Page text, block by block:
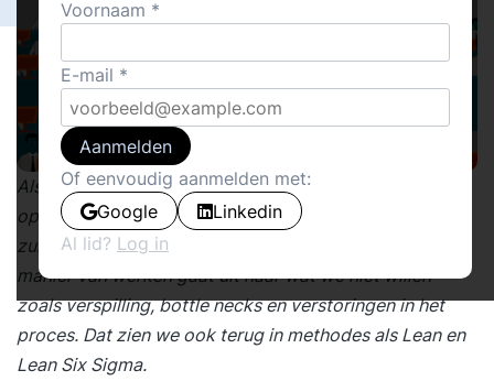
Als organisatieadviseur ben ook ik grotendeels
opgeleid in het model: 'Wat gaat er niet goed? Dat
zullen we dan eens gaan fixen.' Veel aandacht in deze
manier van werken gaat uit naar wat we niet willen
zoals verspilling, bottle necks en verstoringen in het
proces. Dat zien we ook terug in methodes als Lean en
Lean Six Sigma.
Voornaam
E-mail
Aanmelden
Of eenvoudig aanmelden met:
Google
Linkedin
Al lid? Log in